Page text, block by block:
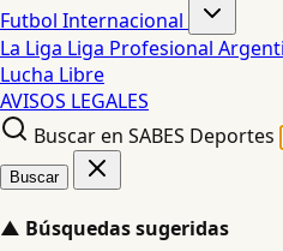
Futbol Internacional
La Liga Liga Profesional
Lucha Libre
AVISOS LEGALES
Buscar en SABES Deportes
Buscar
▲ Búsquedas sugeridas